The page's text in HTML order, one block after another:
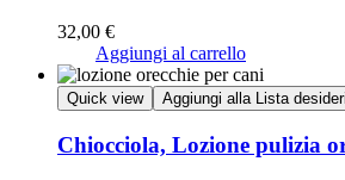
32,00 €
Aggiungi al carrello
Quick view Aggiungi alla Lista desideri
Chiocciola, Lozione pulizia